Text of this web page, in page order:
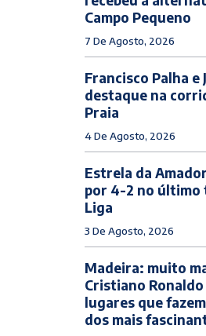
Campo Pequeno
7 De Agosto, 2026
Francisco Palha e
destaque na
Praia
4 De Agosto, 2026
Estrela da
por 4-2 no último
Liga
3 De Agosto, 2026
Madeira: muito
Cristiano
lugares que
dos mais